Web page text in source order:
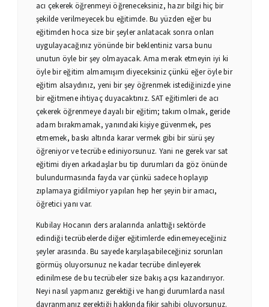
acı çekerek öğrenmeyi öğreneceksiniz, hazır bilgi hiç bir
şekilde verilmeyecek bu eğitimde. Bu yüzden eğer bu
eğitimden hoca size bir şeyler anlatacak sonra onları
uygulayacağınız yönünde bir beklentiniz varsa bunu
unutun öyle bir şey olmayacak. Ama merak etmeyin iyi ki
öyle bir eğitim almamışım diyeceksiniz çünkü eğer öyle bir
eğitim alsaydınız, yeni bir şey öğrenmek istediğinizde yine
bir eğitmene ihtiyaç duyacaktınız. SAT eğitimleri de acı
çekerek öğrenmeye dayalı bir eğitim; takım olmak, geride
adam bırakmamak, yanındaki kişiye güvenmek, pes
etmemek, baskı altında karar vermek gibi bir sürü şey
öğreniyor ve tecrübe ediniyorsunuz. Yani ne gerek var sat
eğitimi diyen arkadaşlar bu tip durumları da göz önünde
bulundurmasında fayda var çünkü sadece hoplayıp
zıplamaya gidilmiyor yapılan hep her şeyin bir amacı,
öğretici yanı var.
Kubilay Hocanın ders aralarında anlattığı sektörde
edindiği tecrübelerde diğer eğitimlerde edinemeyeceğiniz
şeyler arasında. Bu sayede karşılaşabileceğiniz sorunları
görmüş oluyorsunuz ne kadar tecrübe dinleyerek
edinilmese de bu tecrübeler size bakış açısı kazandırıyor.
Neyi nasıl yapmanız gerektiği ve hangi durumlarda nasıl
davranmanız gerektiği hakkında fikir sahibi oluyorsunuz.